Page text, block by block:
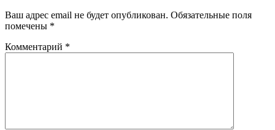
Ваш адрес email не будет опубликован. Обязательные поля
помечены *
Комментарий *